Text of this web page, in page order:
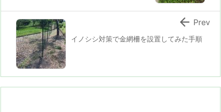
イノシシ対策で金網柵を設置してみた手順
 Prev